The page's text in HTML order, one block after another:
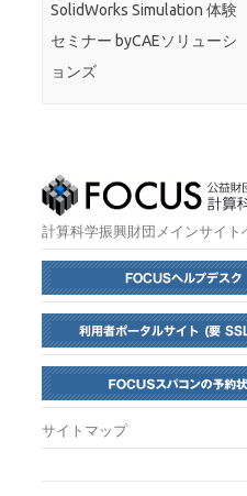
SolidWorks Simulation 体験
セミナー byCAEソリューシ
ョンズ
計算科学振興財団メインサイト
サイトマップ